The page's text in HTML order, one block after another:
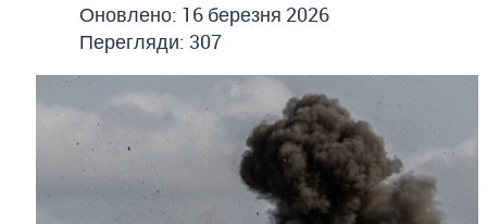
Оновлено: 16 березня 2026
Перегляди: 307